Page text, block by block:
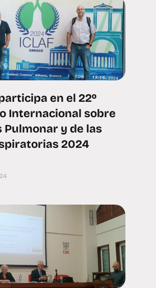
en el 22º
Internacional sobre
Pulmonar y de las
2024